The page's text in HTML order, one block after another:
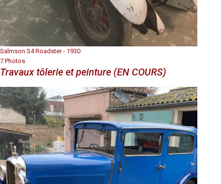
Salmson S4 Roadster - 1930
7 Photos
Travaux tôlerie et peinture (EN COURS)